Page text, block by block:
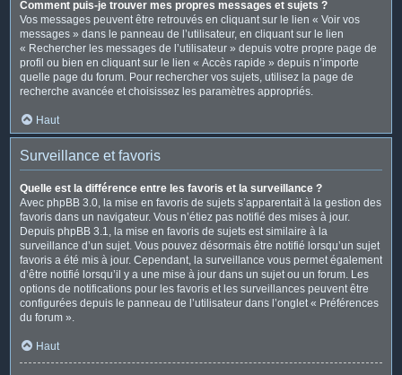
Comment puis-je trouver mes propres messages et sujets ?
Vos messages peuvent être retrouvés en cliquant sur le lien « Voir vos
messages » dans le panneau de l’utilisateur, en cliquant sur le lien
« Rechercher les messages de l’utilisateur » depuis votre propre page de
profil ou bien en cliquant sur le lien « Accès rapide » depuis n’importe
quelle page du forum. Pour rechercher vos sujets, utilisez la page de
recherche avancée et choisissez les paramètres appropriés.
Haut
Surveillance et favoris
Quelle est la différence entre les favoris et la surveillance ?
Avec phpBB 3.0, la mise en favoris de sujets s’apparentait à la gestion des
favoris dans un navigateur. Vous n’étiez pas notifié des mises à jour.
Depuis phpBB 3.1, la mise en favoris de sujets est similaire à la
surveillance d’un sujet. Vous pouvez désormais être notifié lorsqu’un sujet
favoris a été mis à jour. Cependant, la surveillance vous permet également
d’être notifié lorsqu’il y a une mise à jour dans un sujet ou un forum. Les
options de notifications pour les favoris et les surveillances peuvent être
configurées depuis le panneau de l’utilisateur dans l’onglet « Préférences
du forum ».
Haut